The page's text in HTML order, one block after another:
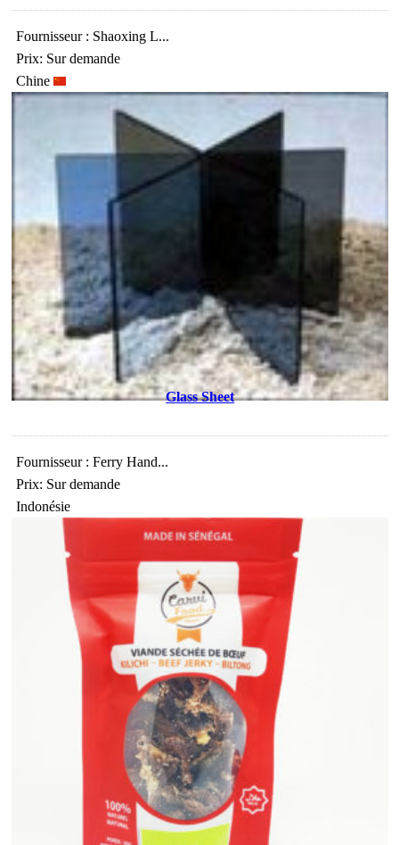
Fournisseur : Shaoxing L...
Prix: Sur demande
Chine
Glass Sheet
Fournisseur : Ferry Hand...
Prix: Sur demande
Indonésie